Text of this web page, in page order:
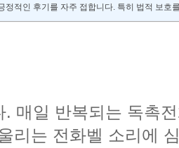
적인 후기를 자주 접합니다. 특히 법적 보
매일 반복되는 독촉
리는 전화벨 소리에